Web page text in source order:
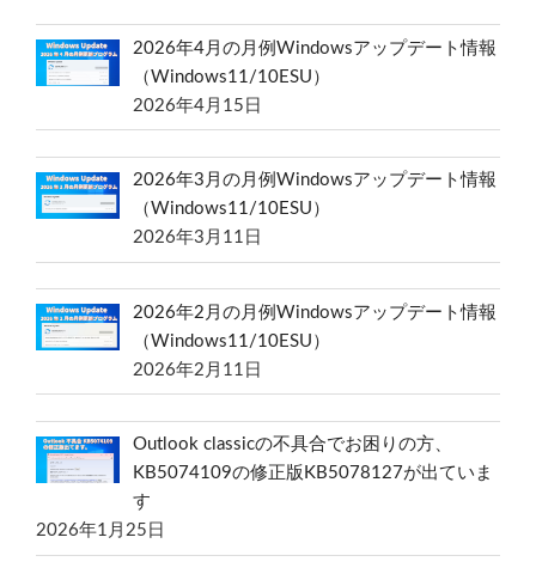
2026年4月の月例Windowsアップデート情報
（Windows11/10ESU）
2026年4月15日
2026年3月の月例Windowsアップデート情報
（Windows11/10ESU）
2026年3月11日
2026年2月の月例Windowsアップデート情報
（Windows11/10ESU）
2026年2月11日
Outlook classicの不具合でお困りの方、
KB5074109の修正版KB5078127が出ていま
す
2026年1月25日